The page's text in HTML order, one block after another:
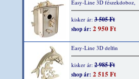
Easy-Line 3D fészekdoboz,
kisker ár: 3 505 Ft
shop ár: 2 950 Ft
Easy-Line 3D delfin
kisker ár: 2 985 Ft
shop ár: 2 515 Ft